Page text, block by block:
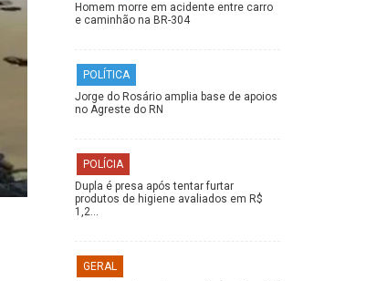
Homem morre em acidente entre carro
e caminhão na BR-304
POLÍTICA
Jorge do Rosário amplia base de apoios
no Agreste do RN
POLÍCIA
Dupla é presa após tentar furtar
produtos de higiene avaliados em R$
1,2…
GERAL